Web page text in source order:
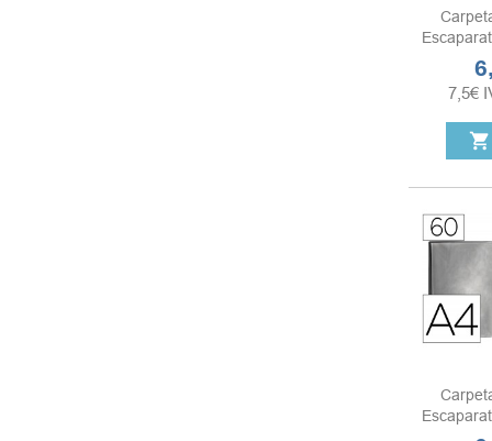
7,5€
shopping_cart